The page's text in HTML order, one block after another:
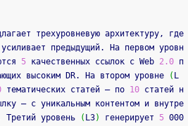
трехуровневую архитектуру, где
предыдущий. На первом уровн
5 качественных ссылок с Web 2.0 п
высоким DR. На втором уровне
( L
тематических статей – по 10 статей н
– с уникальным контентом и внутре
Третий уровень
( L3) генерирует 5 000